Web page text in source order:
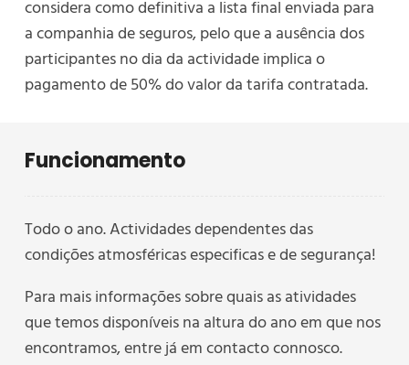
considera como definitiva a lista final enviada para
a companhia de seguros, pelo que a ausência dos
participantes no dia da actividade implica o
pagamento de 50% do valor da tarifa contratada.
Funcionamento
Todo o ano. Actividades dependentes das
condições atmosféricas especificas e de segurança!
Para mais informações sobre quais as atividades
que temos disponíveis na altura do ano em que nos
encontramos, entre já em contacto connosco.